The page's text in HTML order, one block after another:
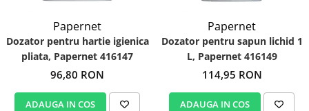
Papernet
Dozator pentru hartie igienica
pliata, Papernet 416147
96,80 RON
ADAUGA IN COS
Papernet
Dozator pentru sapun lichid 1
L, Papernet 416149
114,95 RON
ADAUGA IN COS